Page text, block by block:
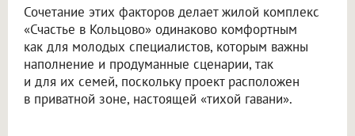
Сочетание этих факторов делает жилой комплекс
«Счастье в Кольцово» одинаково комфортным
как для молодых специалистов, которым важны
наполнение и продуманные сценарии, так
и для их семей, поскольку проект расположен
в приватной зоне, настоящей «тихой гавани».